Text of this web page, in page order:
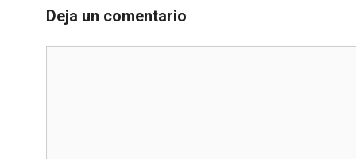
Deja un comentario